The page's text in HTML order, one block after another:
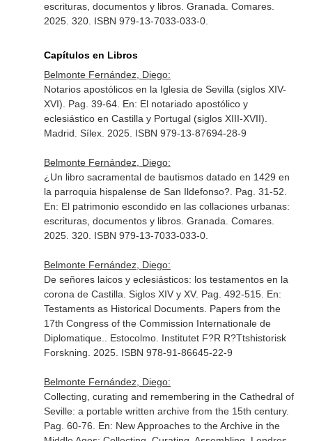
escrituras, documentos y libros. Granada. Comares.
2025. 320. ISBN 979-13-7033-033-0.
Capítulos en Libros
Belmonte Fernández, Diego:
Notarios apostólicos en la Iglesia de Sevilla (siglos XIV-
XVI). Pag. 39-64. En: El notariado apostólico y
eclesiástico en Castilla y Portugal (siglos XIII-XVII)
Madrid. Sílex. 2025. ISBN 979-13-87694-28-9
Belmonte Fernández, Diego:
¿Un libro sacramental de bautismos datado en 1429 en
la parroquia hispalense de San Ildefonso?. Pag. 31-52.
En: El patrimonio escondido en las collaciones urbanas:
escrituras, documentos y libros. Granada. Comares.
2025. 320. ISBN 979-13-7033-033-0.
Belmonte Fernández, Diego:
De señores laicos y eclesiásticos: los testamentos en la
corona de Castilla. Siglos XIV y XV. Pag. 492-515. En:
Testaments as Historical Documents. Papers from the
17th Congress of the Commission Internationale de
Diplomatique.
. Estocolmo. Institutet F?R R?Ttshistorisk
Forskning. 2025. ISBN 978-91-86645-22-9
Belmonte Fernández, Diego:
Collecting, curating and remembering in the Cathedral of
Seville: a portable written archive from the 15th century.
Pag. 60-76. En: New Approaches to the Archive in the